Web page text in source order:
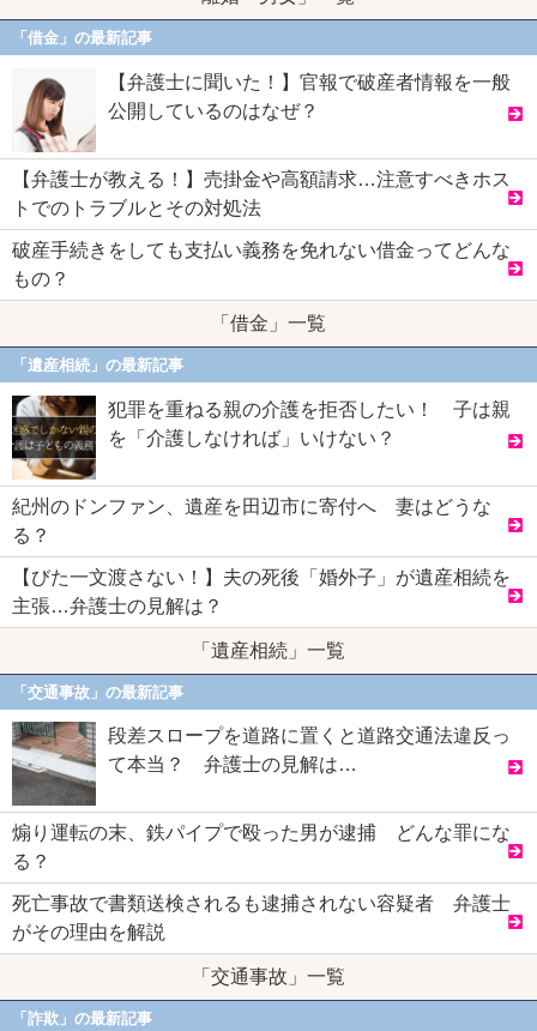
「借金」の最新記事
【弁護士に聞いた！】官報で破産者情報を一般
公開しているのはなぜ？
【弁護士が教える！】売掛金や高額請求…注意すべきホス
トでのトラブルとその対処法
破産手続きをしても支払い義務を免れない借金ってどんな
もの？
「借金」一覧
「遺産相続」の最新記事
犯罪を重ねる親の介護を拒否したい！ 子は親
を「介護しなければ」いけない？
紀州のドンファン、遺産を田辺市に寄付へ 妻はどうな
る？
【びた一文渡さない！】夫の死後「婚外子」が遺産相続を
主張…弁護士の見解は？
「遺産相続」一覧
「交通事故」の最新記事
段差スロープを道路に置くと道路交通法違反っ
て本当？ 弁護士の見解は…
煽り運転の末、鉄パイプで殴った男が逮捕 どんな罪にな
る？
死亡事故で書類送検されるも逮捕されない容疑者 弁護士
がその理由を解説
「交通事故」一覧
「詐欺」の最新記事